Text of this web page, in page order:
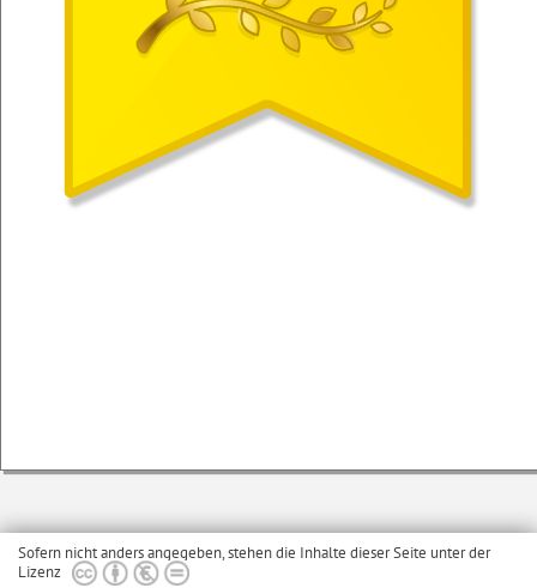
Sofern nicht anders angegeben, stehen die Inhalte dieser Seite unter der
Lizenz